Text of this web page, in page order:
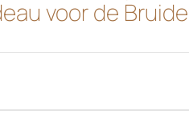
voor de